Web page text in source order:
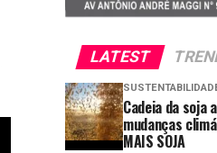
LATEST
Cadeia da soja
mudanças
MAIS SOJA